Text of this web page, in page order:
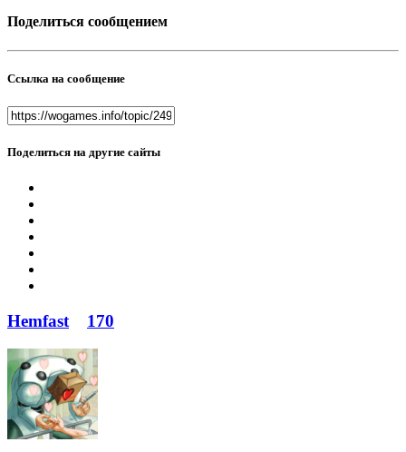
Поделиться сообщением
Ссылка на сообщение
Поделиться на другие сайты
Hemfast 170